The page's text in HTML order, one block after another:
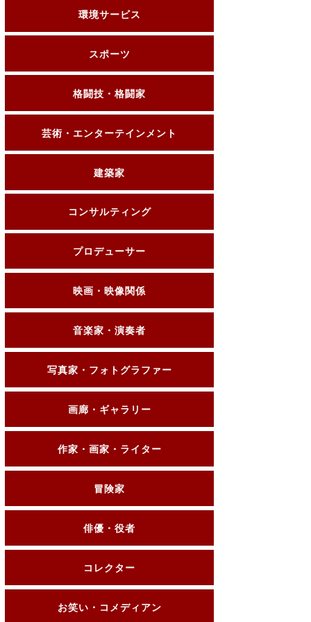
環境サービス
スポーツ
格闘技・格闘家
芸術・エンターテインメント
建築家
コンサルティング
プロデューサー
映画・映像関係
音楽家・演奏者
写真家・フォトグラファー
画廊・ギャラリー
作家・画家・ライター
冒険家
俳優・役者
コレクター
お笑い・コメディアン